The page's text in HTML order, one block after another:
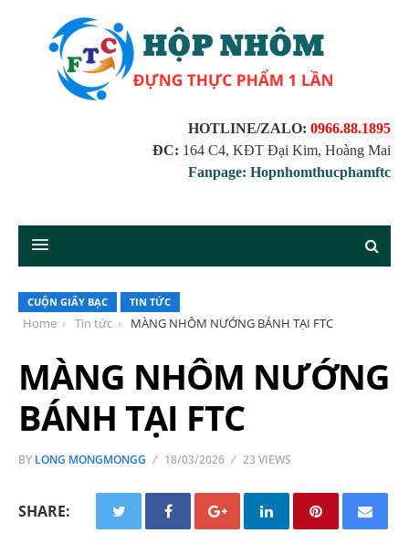
HOTLINE/ZALO: 0966.88.1895
ĐC: 164 C4, KĐT Đại Kim, Hoàng Mai
Fanpage: Hopnhomthucphamftc
CUỘN GIẤY BẠC TIN TỨC
Home Tin tức MÀNG NHÔM NƯỚNG BÁNH TẠI FTC
MÀNG NHÔM NƯỚNG
BÁNH TẠI FTC
BY LONG MONGMONGG 18/03/2026 23 VIEWS
SHARE: